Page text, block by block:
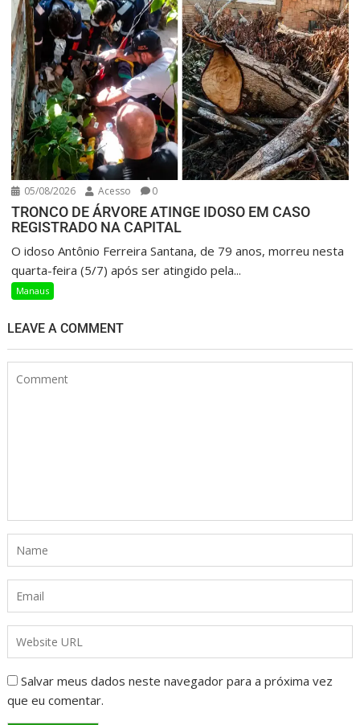
05/08/2026 Acesso 0
TRONCO DE ÁRVORE ATINGE IDOSO EM CASO
REGISTRADO NA CAPITAL
O idoso Antônio Ferreira Santana, de 79 anos, morreu nesta
quarta-feira (5/7) após ser atingido pela...
Manaus
LEAVE A COMMENT
Salvar meus dados neste navegador para a próxima vez
que eu comentar.